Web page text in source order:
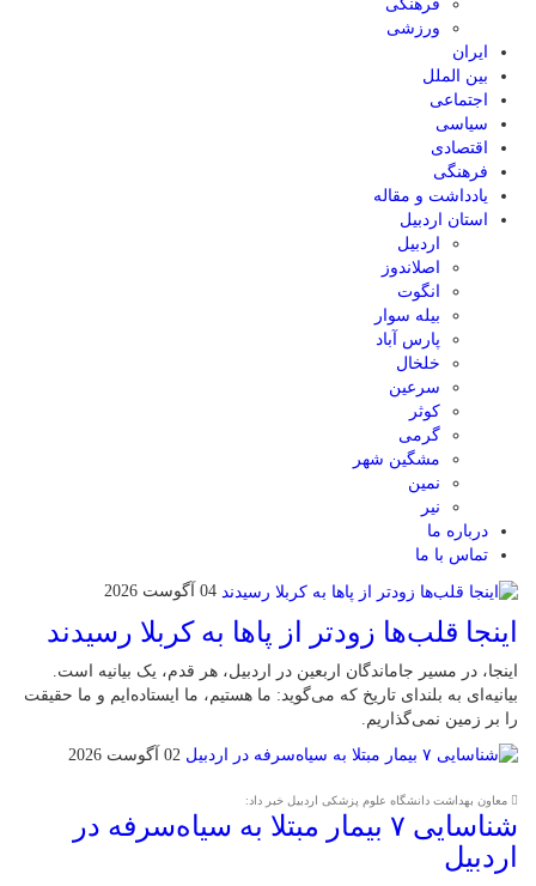
فرهنگی
ورزشی
ایران
بین الملل
اجتماعی
سیاسی
اقتصادی
فرهنگی
یادداشت و مقاله
استان اردبیل
اردبیل
اصلاندوز
انگوت
بیله سوار
پارس آباد
خلخال
سرعین
کوثر
گرمی
مشگین شهر
نمین
نیر
درباره ما
تماس با ما
04 آگوست 2026
اینجا قلب‌ها زودتر از پاها به کربلا رسیدند
اینجا، در مسیر جاماندگان اربعین در اردبیل، هر قدم، یک بیانیه است.
بیانیه‌ای به بلندای تاریخ که می‌گوید: ما هستیم، ما ایستاده‌ایم و ما حقیقت
را بر زمین نمی‌گذاریم.
02 آگوست 2026
معاون بهداشت دانشگاه علوم پزشکی اردبیل خبر داد:
شناسایی ۷ بیمار مبتلا به سیاه‌سرفه در
اردبیل